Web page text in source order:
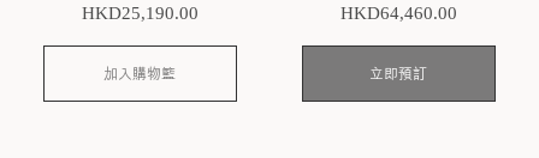
HKD25,190.00
加入購物籃
HKD64,460.00
立即預訂